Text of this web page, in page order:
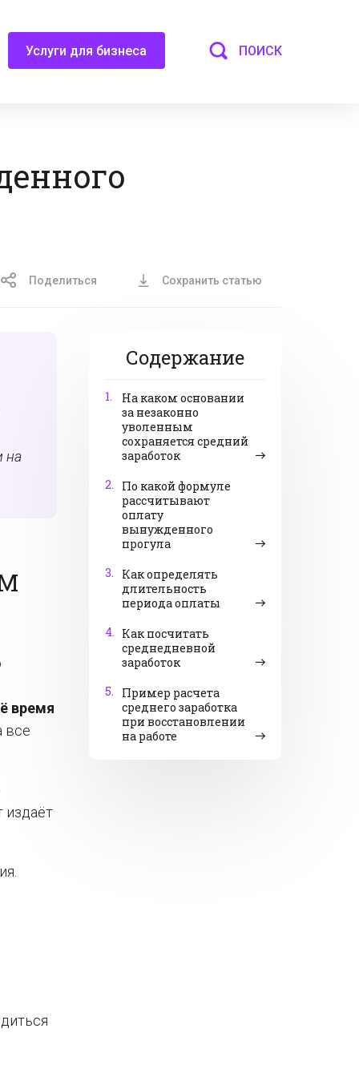
Услуги для бизнеса ПОИСК
Поделиться Сохранить статью
Содержание
1.
На каком основании
за незаконно
уволенным
сохраняется средний
заработок
2.
По какой формуле
рассчитывают
оплату
вынужденного
прогула
3.
Как определять
длительность
периода оплаты
4. Как посчитать
среднедневной
заработок
5.
Пример расчета
среднего заработка
при восстановлении
на работе
на
время
все
издаёт